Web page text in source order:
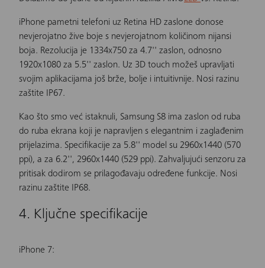
iPhone pametni telefoni uz Retina HD zaslone donose
nevjerojatno žive boje s nevjerojatnom količinom nijansi
boja. Rezolucija je 1334x750 za 4.7'' zaslon, odnosno
1920x1080 za 5.5'' zaslon. Uz 3D touch možeš upravljati
svojim aplikacijama još brže, bolje i intuitivnije. Nosi razinu
zaštite IP67.
Kao što smo već istaknuli, Samsung S8 ima zaslon od ruba
do ruba ekrana koji je napravljen s elegantnim i zaglađenim
prijelazima. Specifikacije za 5.8'' model su 2960x1440 (570
ppi), a za 6.2'', 2960x1440 (529 ppi). Zahvaljujući senzoru za
pritisak dodirom se prilagođavaju određene funkcije. Nosi
razinu zaštite IP68.
4. Ključne specifikacije
iPhone 7: